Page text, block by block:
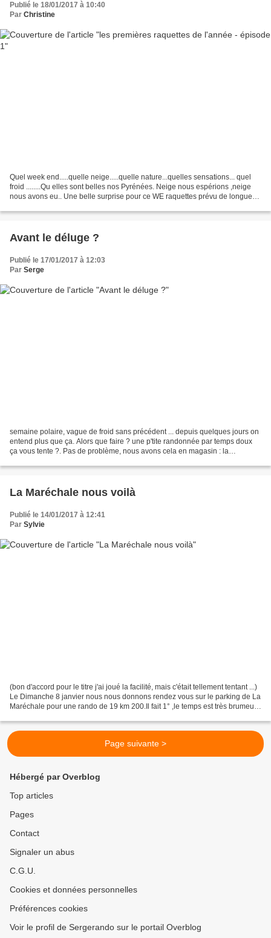
Publié le 18/01/2017 à 10:40
Par Christine
Quel week end.....quelle neige.....quelle nature...quelles sensations... quel
froid ........Qu elles sont belles nos Pyrénées. Neige nous espérions ,neige
nous avons eu.. Une belle surprise pour ce WE raquettes prévu de longue
Avant le déluge ?
Publié le 17/01/2017 à 12:03
Par Serge
semaine polaire, vague de froid sans précédent ... depuis quelques jours on
entend plus que ça. Alors que faire ? une p'tite randonnée par temps doux
ça vous tente ?. Pas de problème, nous avons cela en magasin : la
La Maréchale nous voilà
Publié le 14/01/2017 à 12:41
Par Sylvie
(bon d'accord pour le titre j'ai joué la facilité, mais c'était tellement tentant ...)
Le Dimanche 8 janvier nous nous donnons rendez vous sur le parking de La
Maréchale pour une rando de 19 km 200.Il fait 1° ,le temps est très brumeux
Page suivante >
Hébergé par Overblog
Top articles
Pages
Contact
Signaler un abus
C.G.U.
Cookies et données personnelles
Préférences cookies
Voir le profil de Sergerando sur le portail Overblog